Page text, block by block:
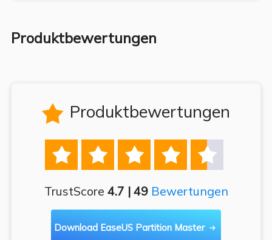
Produktbewertungen
 Produktbewertungen
    
TrustScore 4.7 | 49 Bewertungen
Download EaseUS Partition Master 